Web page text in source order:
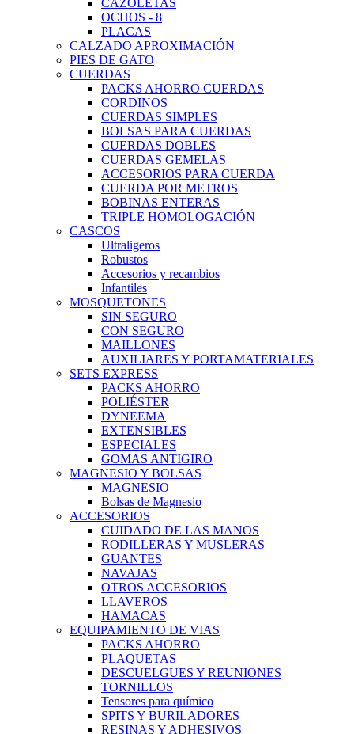
CAZOLETAS
OCHOS - 8
PLACAS
CALZADO APROXIMACIÓN
PIES DE GATO
CUERDAS
PACKS AHORRO CUERDAS
CORDINOS
CUERDAS SIMPLES
BOLSAS PARA CUERDAS
CUERDAS DOBLES
CUERDAS GEMELAS
ACCESORIOS PARA CUERDA
CUERDA POR METROS
BOBINAS ENTERAS
TRIPLE HOMOLOGACIÓN
CASCOS
Ultraligeros
Robustos
Accesorios y recambios
Infantiles
MOSQUETONES
SIN SEGURO
CON SEGURO
MAILLONES
AUXILIARES Y PORTAMATERIALES
SETS EXPRESS
PACKS AHORRO
POLIÉSTER
DYNEEMA
EXTENSIBLES
ESPECIALES
GOMAS ANTIGIRO
MAGNESIO Y BOLSAS
MAGNESIO
Bolsas de Magnesio
ACCESORIOS
CUIDADO DE LAS MANOS
RODILLERAS Y MUSLERAS
GUANTES
NAVAJAS
OTROS ACCESORIOS
LLAVEROS
HAMACAS
EQUIPAMIENTO DE VIAS
PACKS AHORRO
PLAQUETAS
DESCUELGUES Y REUNIONES
TORNILLOS
Tensores para químico
SPITS Y BURILADORES
RESINAS Y ADHESIVOS